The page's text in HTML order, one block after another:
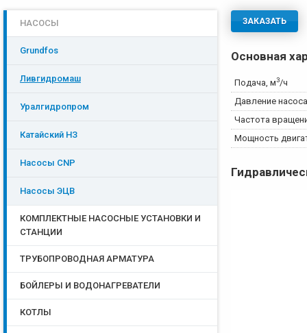
ЗАКАЗАТЬ
Основная
Подача, м3/ч
Давление
Частота
Мощность
НАСОСЫ
Grundfos
Ливгидромаш
Уралгидропром
Катайский НЗ
Насосы CNP
Насосы ЭЦB
КОМПЛЕКТНЫЕ НАСОСНЫЕ УСТАНОВКИ И
СТАНЦИИ
ТРУБОПРОВОДНАЯ АРМАТУРА
БОЙЛЕРЫ И ВОДОНАГРЕВАТЕЛИ
КОТЛЫ